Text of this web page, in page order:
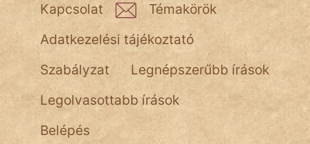
Kapcsolat
Témakörök
Adatkezelési tájékoztató
Szabályzat
Legnépszerűbb írások
Legolvasottabb írások
Belépés